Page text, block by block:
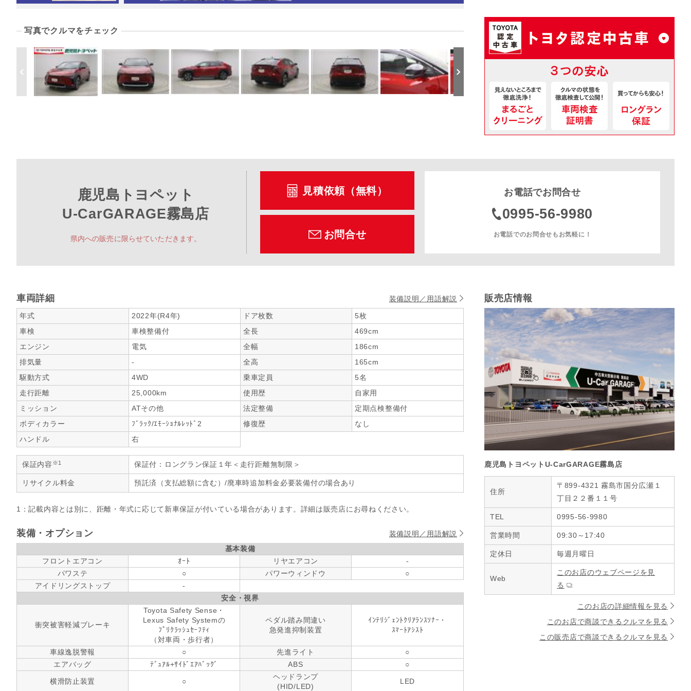
写真でクルマをチェック
鹿児島トヨペット
U-CarGARAGE霧島店
県内への販売に限らせていただきます。
見積依頼（無料）
お問合せ
お電話でお問合せ
0995-56-9980
お電話でのお問合せもお気軽に！
車両詳細 装備説明／用語解説
年式 2022年(R4年) ドア枚数
5枚
車検
車検整備付 全長
469cm
エンジン
電気 全幅
186cm
排気量
- 全高
165cm
駆動方式
4WD 乗車定員
5名
走行距離
25,000km 使用歴
自家用
ミッション
ATその他 法定整備
定期点検整備付
ボディカラー
ﾌﾞﾗｯｸ/ｴﾓｰｼｮﾅﾙﾚｯﾄﾞ2 修復歴
なし
ハンドル
右
保証内容 ※1 保証付：ロングラン保証１年＜走行距離無制限＞
リサイクル料金 預託済（支払総額に含む）/廃車時追加料金必要装備付の場合あり
1：記載内容とは別に、距離・年式に応じて新車保証が付いている場合があります。詳細は販売店にお尋ねください。
装備・オプション
装備説明／用語解説
基本装備
フロントエアコン
ｵｰﾄ リヤエアコン
-
パワステ
○ パワーウィンドウ
○
アイドリングストップ
-
安全・視界
衝突被害軽減ブレーキ
Toyota Safety Sense・
Lexus Safety Systemの
ﾌﾟﾘｸﾗｯｼｭｾｰﾌﾃｨ
（対車両・歩行者）
ペダル踏み間違い
急発進抑制装置
ｲﾝﾃﾘｼﾞｪﾝﾄｸﾘｱﾗﾝｽｿﾅｰ・
ｽﾏｰﾄｱｼｽﾄ
車線逸脱警報 ○ 先進ライト
○
エアバッグ
ﾃﾞｭｱﾙ+ｻｲﾄﾞｴｱﾊﾞｯｸﾞ ABS ○
横滑防止装置 ○
ヘッドランプ
(HID/LED)
LED
販売店情報
鹿児島トヨペットU-CarGARAGE霧島店
住所
〒899-4321 霧島市国分広瀬１
丁目２２番１１号
TEL 0995-56-9980
営業時間 09:30～17:40
定休日 毎週月曜日
Web
このお店のウェブページを見
る
このお店の詳細情報を見る
このお店で商談できるクルマを見る
この販売店で商談できるクルマを見る